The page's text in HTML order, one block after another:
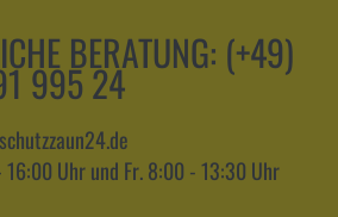
BERATUNG: (+49)
995 24
16:00 Uhr und Fr. 8:00 - 13:30 Uhr